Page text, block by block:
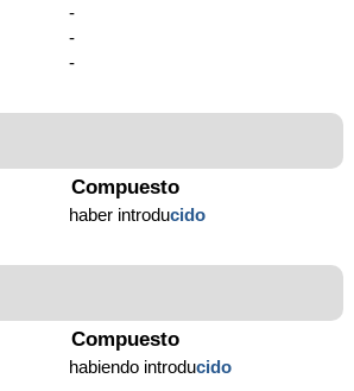
-
-
-
Compuesto
haber introducido
Compuesto
habiendo introducido